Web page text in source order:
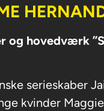
og hovedværk
serieskaber
kvinder